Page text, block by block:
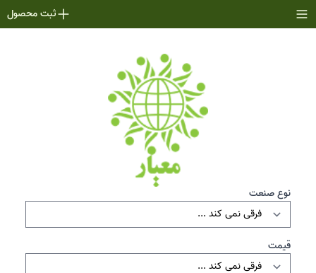
ثبت محصول
نوع صنعت
قیمت